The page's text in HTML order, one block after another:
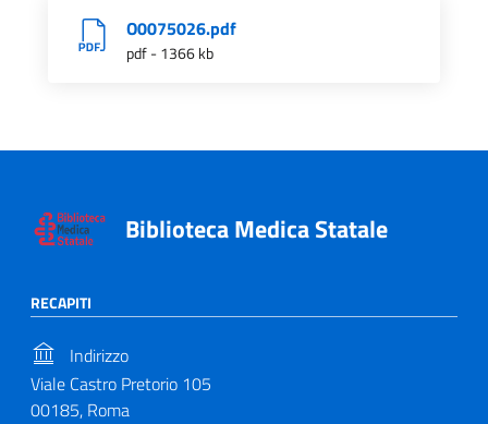
O0075026.pdf
pdf - 1366 kb
Biblioteca Medica Statale
RECAPITI
Indirizzo
Viale Castro Pretorio 105
00185, Roma